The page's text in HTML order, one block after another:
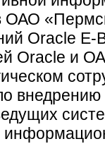
ОАО
Oracle E-
Oracle и